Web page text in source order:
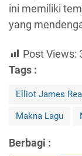
ini memiliki
yang
Post Views:
Tags :
Elliot James
Makna Lagu
Berbagi :